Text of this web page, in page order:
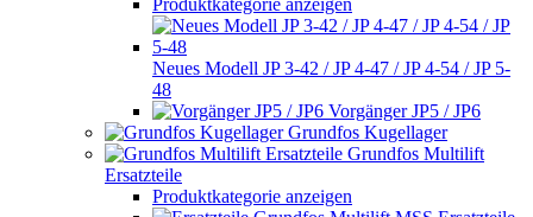
Produktkategorie anzeigen
Neues Modell JP 3-42 / JP 4-47 / JP 4-54 / JP 5-
48
Vorgänger JP5 / JP6
Grundfos Kugellager
Grundfos Multilift
Ersatzteile
Produktkategorie anzeigen